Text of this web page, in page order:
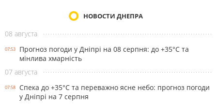
НОВОСТИ ДНЕПРА
08 августа
07:53
Прогноз погоди у Дніпрі на 08 серпня: до +35°C та
мінлива хмарність
07 августа
07:58
Спека до +35°С та переважно ясне небо: прогноз погоди
у Дніпрі на 7 серпня